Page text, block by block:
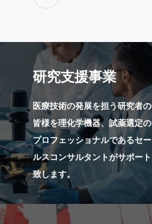
研究支援事業
医療技術の発展を担う研究者の
皆様を理化学機器、試薬選定の
プロフェッショナルであるセー
ルスコンサルタントがサポート
致します。